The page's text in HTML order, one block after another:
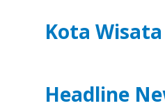
Kota
Headline